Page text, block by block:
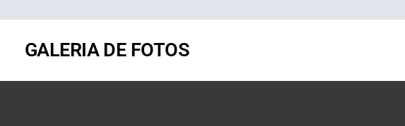
GALERIA DE FOTOS